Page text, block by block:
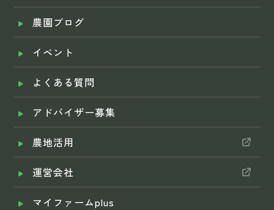
農園ブログ
イベント
よくある質問
アドバイザー募集
農地活用
運営会社
マイファームplus